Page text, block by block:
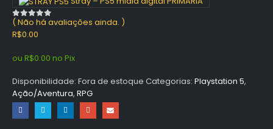
0 out of 5
( Não há avaliações ainda. )
R$0.00
ou R$0.00 no Pix
Disponibilidade: Fora de estoque Categorias: Playstation 5,
Ação/Aventura, RPG